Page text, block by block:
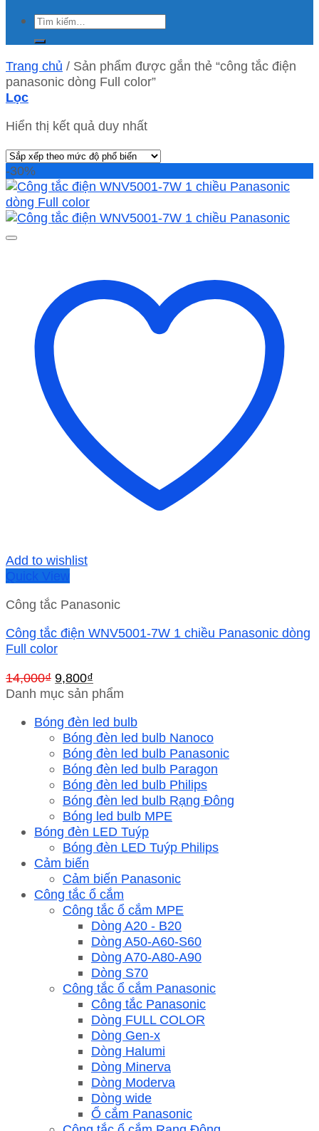
Tìm
kiếm:
Trang chủ / Sản phẩm được gắn thẻ “công tắc điện
panasonic dòng Full color”
Lọc
Hiển thị kết quả duy nhất
-30%
Add to wishlist
Quick View
Công tắc Panasonic
Công tắc điện WNV5001-7W 1 chiều Panasonic dòng
Full color
14,000₫ Giá
gốc
14,000₫.
9,800₫
hiện
là:
9,800₫.
Danh mục sản phẩm
Bóng đèn led bulb
Bóng đèn led bulb Nanoco
Bóng đèn led bulb Panasonic
Bóng đèn led bulb Paragon
Bóng đèn led bulb Philips
Bóng đèn led bulb Rạng Đông
Bóng led bulb MPE
Bóng đèn LED Tuýp
Bóng đèn LED Tuýp Philips
Cảm biến
Cảm biến Panasonic
Công tắc ổ cắm
Công tắc ổ cắm MPE
Dòng A20 - B20
Dòng A50-A60-S60
Dòng A70-A80-A90
Dòng S70
Công tắc ổ cắm Panasonic
Công tắc Panasonic
Dòng FULL COLOR
Dòng Gen-x
Dòng Halumi
Dòng Minerva
Dòng Moderva
Dòng wide
Ổ cắm Panasonic